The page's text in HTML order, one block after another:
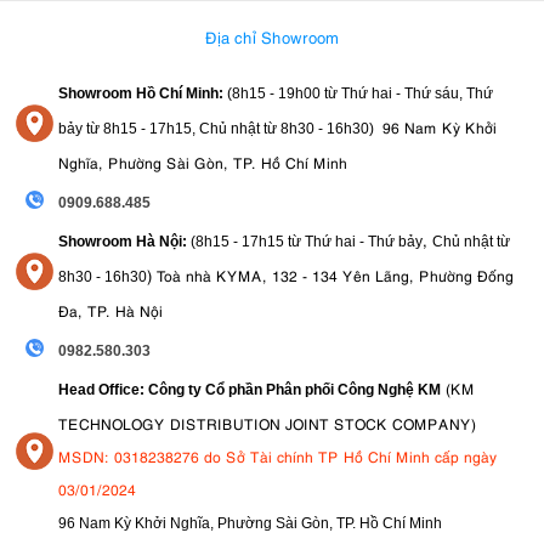
Nói cách khác, đó là một cách tuyệt vời để học những kiến ​​thức cơ
bất kỳ thứ gì cao cấp hơn điện thoại của mình trước đây.
7. Thời lượng pin
Máy ảnh Canon EOS 250D giá tốt sử dụng pin LP-E17 tương tự
mang lại những cải thiện khác biệt đáng kể về thời lượng pin cho
máy ảnh. Canon hiện đánh giá máy ảnh mới ra mắt này có thể
cung cấp 1070 bức ảnh mỗi lần sạc. Nhìn chung, tuổi thọ pin được
cung cấp ở đây là tuyệt vời và là một ưu điểm lớn so với các đối thủ
Địa chỉ Showroom
Showroom Hồ Chí Minh: (8h15 - 19h00 từ Thứ hai - Thứ sáu, Thứ
bảy từ 8h15 - 17h15, Chủ nhật từ 8h30 - 16h30) 96 Nam Kỳ Khởi
Nghĩa, Phường Sài Gòn, TP. Hồ Chí Minh
0909.688.485
Showroom Hà Nội: (8h15 - 17h15 từ Thứ hai - Thứ bảy, Chủ nhật từ
8h30 - 16h30) Toà nhà KYMA, 132 - 134 Yên Lãng, Phường Đống
Đa, TP. Hà Nội
0982.580.303
Head Office: Công ty Cổ phần Phân phối Công Nghệ KM (KM
TECHNOLOGY DISTRIBUTION JOINT STOCK COMPANY)
MSDN: 0318238276 do Sở Tài chính TP Hồ Chí Minh cấp ngày
03/01/2024
96 Nam Kỳ Khởi Nghĩa, Phường Sài Gòn, TP. Hồ Chí Minh